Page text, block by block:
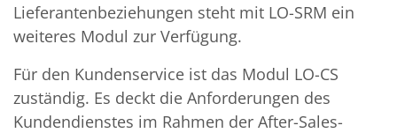
Lieferantenbeziehungen steht mit LO-SRM ein
weiteres Modul zur Verfügung.
Für den Kundenservice ist das Modul LO-CS
zuständig. Es deckt die Anforderungen des
Kundendienstes im Rahmen der After-Sales-